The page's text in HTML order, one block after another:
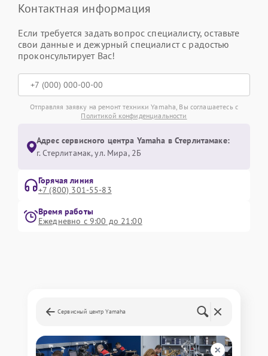
Контактная информация
Если требуется задать вопрос специалисту, оставьте
свои данные и дежурный специалист с радостью
проконсультирует Вас!
Отправляя заявку на ремонт техники Yamaha, Вы соглашаетесь с
Политикой конфиденциальности
Адрес сервисного центра Yamaha в Стерлитамаке:
г. Стерлитамак, ул. Мира, 2Б
Горячая линия
+7 (800) 301-55-83
Время работы
Ежедневно с 9:00 до 21:00
Сервисный центр Yamaha